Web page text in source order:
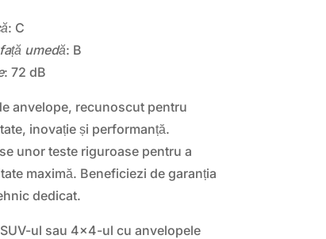
: C
umedă: B
: 72 dB
anvelope, recunoscut pentru
inovație și performanță.
unor teste riguroase pentru a
maximă. Beneficiezi de garanția
dedicat.
ul sau 4×4-ul cu anvelopele